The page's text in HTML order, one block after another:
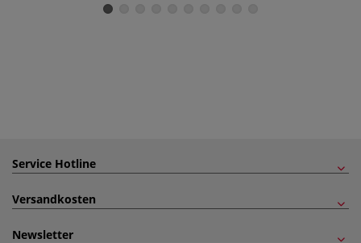
Service Hotline
Versandkosten
Newsletter